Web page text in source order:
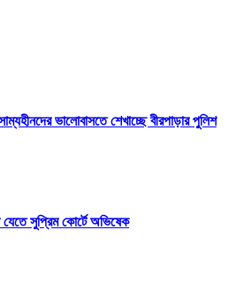
ভালোবাসতে শেখাচ্ছে বীরপাড়ার পুলিশ
যেতে সুপ্রিম কোর্টে অভিষেক